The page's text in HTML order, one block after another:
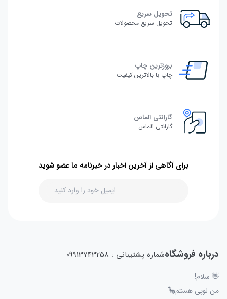
تحویل سریع
تحویل سریع محصولات
بروزترین چاپ
چاپ با بالاترین کیفیت
گارانتی الماس
گارانتی الماس
برای آگاهی از آخرین اخبار در خبرنامه ما عضو شوید
درباره فروشگاهشماره پشتیبانی : 09913743258
👋 سلام!
من لوپی هستم🦕